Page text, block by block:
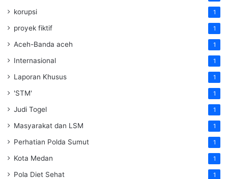
korupsi 1
proyek fiktif 1
Aceh-Banda aceh 1
Internasional 1
Laporan Khusus 1
'STM' 1
Judi Togel 1
Masyarakat dan LSM 1
Perhatian Polda Sumut 1
Kota Medan 1
Pola Diet Sehat 1